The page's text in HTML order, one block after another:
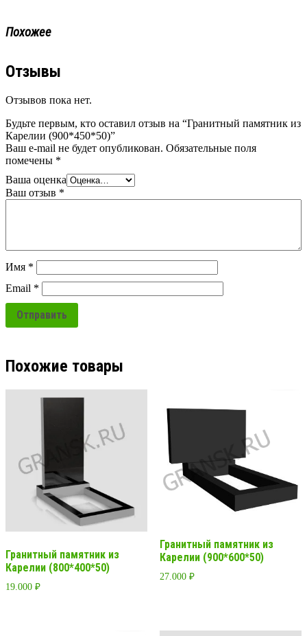
Похожее
Отзывы
Отзывов пока нет.
Будьте первым, кто оставил отзыв на “Гранитный памятник из
Карелии (900*450*50)”
Ваш e-mail не будет опубликован. Обязательные поля
помечены *
Ваша оценка
Ваш отзыв *
Имя *
Email *
Похожие товары
Гранитный памятник из
Карелии (800*400*50)
19.000 ₽
Гранитный памятник из
Карелии (900*600*50)
27.000 ₽